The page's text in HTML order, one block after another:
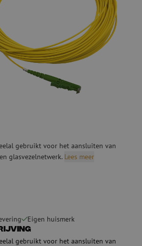
gebruikt voor het aansluiten van
glasvezelnetwerk. Lees meer
Eigen huismerk
gebruikt voor het aansluiten van